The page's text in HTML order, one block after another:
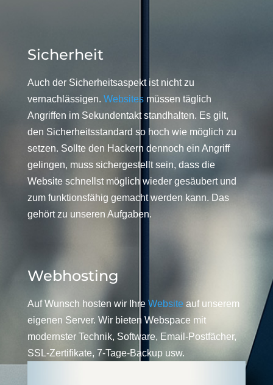
Sicherheit
Auch der Sicherheitsaspekt ist nicht zu
vernachlässigen. Websitesmüssen täglich
Angriffen im Sekundentakt standhalten. Es gilt,
den Sicherheitsstandard so hoch wie möglich zu
setzen. Sollte den Hackern dennoch ein Angriff
gelingen, muss sichergestellt sein, dass die
Website schnellst möglich wieder gesäubert und
zum funktionsfähig gemacht werden kann. Das
gehört zu unseren Aufgaben.
Webhosting
Auf Wunsch hosten wir Ihre Website auf unserem
eigenen Server. Wir bieten Webspace mit
modernster Technik, Software, Email-Postfächer,
SSL-Zertifikate, 7-Tage-Backup usw.